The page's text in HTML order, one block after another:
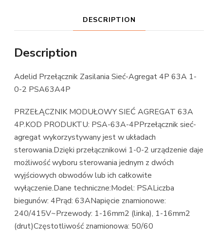
DESCRIPTION
Description
Adelid Przełącznik Zasilania Sieć-Agregat 4P 63A 1-
0-2 PSA63A4P
PRZEŁĄCZNIK MODUŁOWY SIEĆ AGREGAT 63A
4P.KOD PRODUKTU: PSA-63A-4PPrzełącznik sieć-
agregat wykorzystywany jest w układach
sterowania.Dzięki przełącznikowi 1-0-2 urządzenie daje
możliwość wyboru sterowania jednym z dwóch
wyjściowych obwodów lub ich całkowite
wyłączenie.Dane techniczne:Model: PSALiczba
biegunów: 4Prąd: 63ANapięcie znamionowe:
240/415V~Przewody: 1-16mm2 (linka), 1-16mm2
(drut)Częstotliwość znamionowa: 50/60